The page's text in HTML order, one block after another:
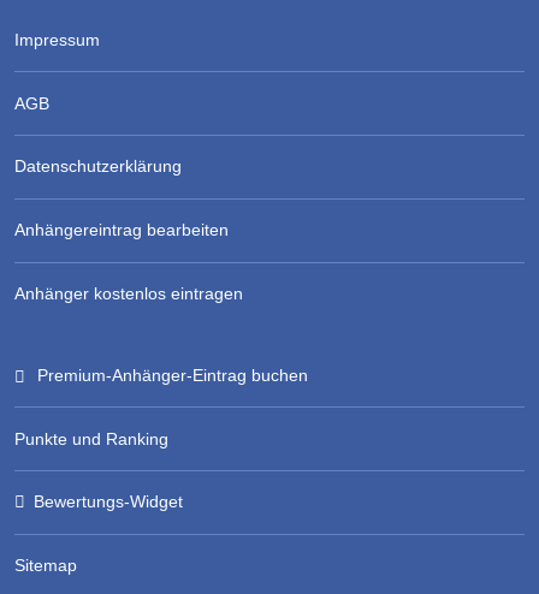
Impressum
AGB
Datenschutzerklärung
Anhängereintrag bearbeiten
Anhänger kostenlos eintragen
Premium-Anhänger-Eintrag buchen
Punkte und Ranking
Bewertungs-Widget
Sitemap